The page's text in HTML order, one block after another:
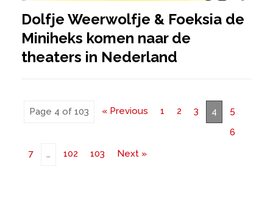
Dolfje Weerwolfje & Foeksia de
Miniheks komen naar de
theaters in Nederland
Page 4 of 103 « Previous 1 2 3 4
5
6
7
… 102 103 Next »